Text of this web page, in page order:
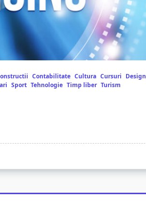
Contabilitate Cultura Cursuri Design
Sport Tehnologie Timp liber Turism